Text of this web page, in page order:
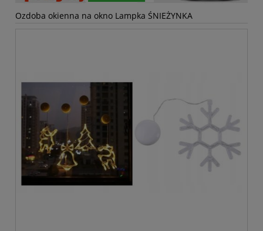
Ozdoba okienna na okno Lampka ŚNIEŻYNKA